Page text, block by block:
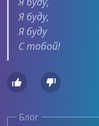
Я буду,
Я буду
С тобой!
 
Блог